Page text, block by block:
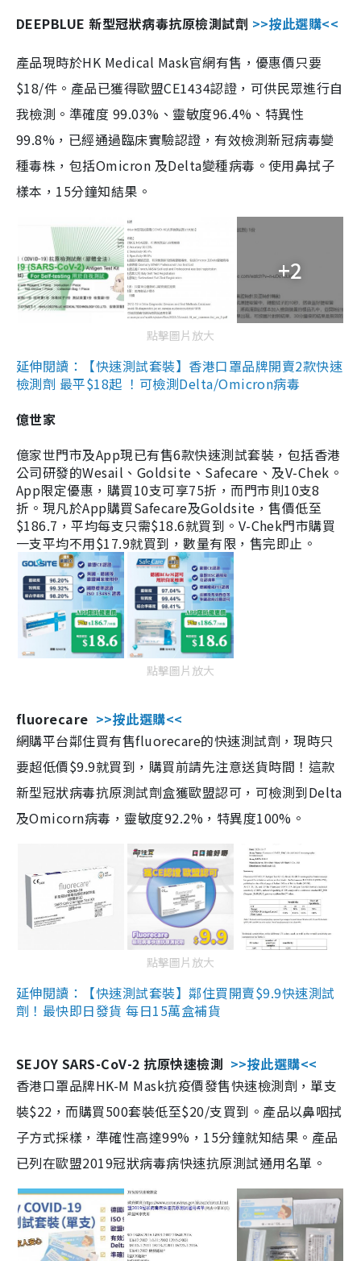
DEEPBLUE 新型冠狀病毒抗原檢測試劑 >>按此選購<<
產品現時於HK Medical Mask官網有售，優惠價只要
$18/件。產品已獲得歐盟CE1434認證，可供民眾進行自
我檢測。準確度 99.03%、靈敏度96.4%、特異性
99.8%，已經通過臨床實驗認證，有效檢測新冠病毒變
種毒株，包括Omicron 及Delta變種病毒。使用鼻拭子
樣本，15分鐘知結果。
+2
點擊圖片放大
延伸閱讀：【快速測試套裝】香港口罩品牌開賣2款快速
檢測劑 最平$18起 ！可檢測Delta/Omicron病毒
億世家
億家世門市及App現已有售6款快速測試套裝，包括香港
公司研發的Wesail、Goldsite、Safecare、及V-Chek。
App限定優惠，購買10支可享75折，而門市則10支8
折。現凡於App購買Safecare及Goldsite，售價低至
$186.7，平均每支只需$18.6就買到。V-Chek門市購買
一支平均不用$17.9就買到，數量有限，售完即止。
點擊圖片放大
fluorecare >>按此選購<<
網購平台鄰住買有售fluorecare的快速測試劑，現時只
要超低價$9.9就買到，購買前請先注意送貨時間！這款
新型冠狀病毒抗原測試劑盒獲歐盟認可，可檢測到Delta
及Omicorn病毒，靈敏度92.2%，特異度100%。
點擊圖片放大
延伸閱讀：【快速測試套裝】鄰住買開賣$9.9快速測試
劑！最快即日發貨 每日15萬盒補貨
SEJOY SARS-CoV-2 抗原快速檢測 >>按此選購<<
香港口罩品牌HK-M Mask抗疫價發售快速檢測劑，單支
裝$22，而購買500套裝低至$20/支買到。產品以鼻咽拭
子方式採樣，準確性高達99%，15分鐘就知結果。產品
已列在歐盟2019冠狀病毒病快速抗原測試通用名單。